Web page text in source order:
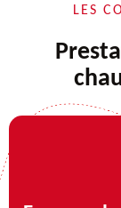
LES